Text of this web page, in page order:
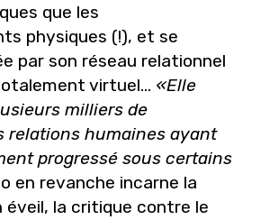
que les
physiques (!), et se
par son réseau relationnel
virtuel… «Elle
milliers de
relations humaines ayant
progressé sous certains
en revanche incarne la
éveil, la critique contre le